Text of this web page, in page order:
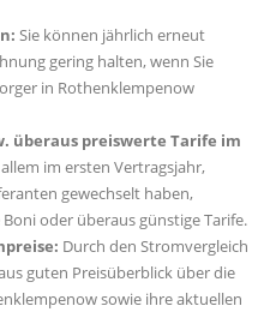
Sie können jährlich erneut
gering halten, wenn Sie
in Rothenklempenow
überaus preiswerte Tarife im
im ersten Vertragsjahr,
gewechselt haben,
oder überaus günstige Tarife.
Durch den Stromvergleich
guten Preisüberblick über die
sowie ihre aktuellen